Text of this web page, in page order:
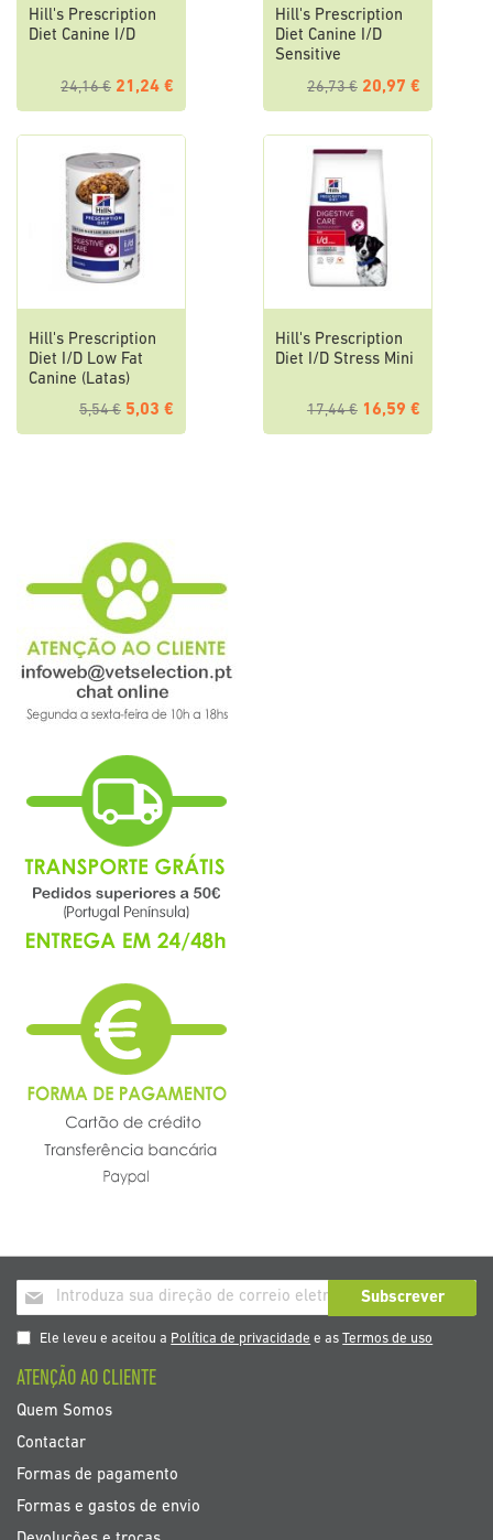
Hill's Prescription
Diet Canine I/D
24,16 € 21,24 €
Hill's Prescription
Diet Canine I/D
Sensitive
26,73 € 20,97 €
Hill's Prescription
Diet I/D Low Fat
Canine (Latas)
5,54 € 5,03 €
Hill's Prescription
Diet I/D Stress Mini
17,44 € 16,59 €
Inscrição
a
nosso
de
noticias
Subscrever
Ele leveu e aceitou a Política de privacidade e asTermos de uso
ATENÇÃO AO CLIENTE
Quem Somos
Contactar
Formas de pagamento
Formas e gastos de envio